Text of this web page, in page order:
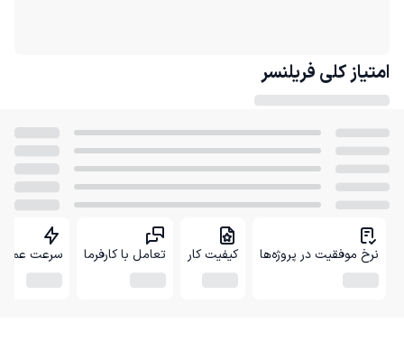
امتیاز کلی فریلنسر
نرخ موفقیت در پروژه‌ها کیفیت کار تعامل با کارفرما سرعت عمل